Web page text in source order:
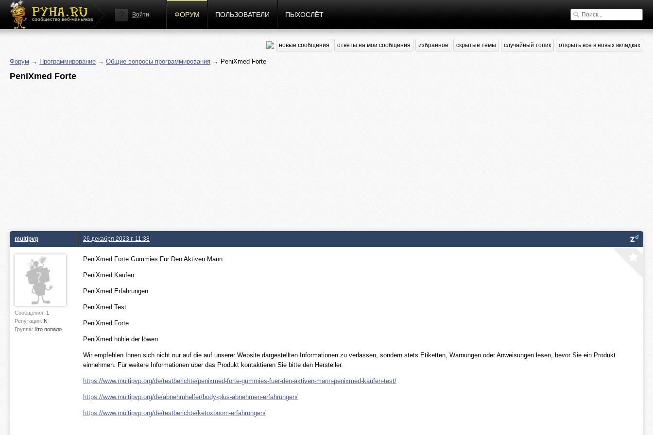
сообщество веб-маньяков
Войти ФОРУМ ПОЛЬЗОВАТЕЛИ ПЫХОСЛЁТ
новые сообщения ответы на мои сообщения избранное скрытые темы случайный топик открыть всё в новых вкладках
Форум → Программирование → Общие вопросы программирования → PeniXmed Forte
PeniXmed Forte
multipvp
Сообщения: 1
Репутация: N
Группа: Кто попало
26 декабря 2023 г. 11:38
PeniXmed Forte Gummies Für Den Aktiven Mann
PeniXmed Kaufen
PeniXmed Erfahrungen
PeniXmed Test
PeniXmed Forte
PeniXmed höhle der löwen
Wir empfehlen Ihnen sich nicht nur auf die auf unserer Website dargestellten Informationen zu verlassen, sondern stets Etiketten, Warnungen oder Anweisungen lesen, bevor Sie ein Produkt
einnehmen. Für weitere Informationen über das Produkt kontaktieren Sie bitte den Hersteller.
https://www.multipvp.org/de/testberichte/penixmed-forte-gummies-fuer-den-aktiven-mann-penixmed-kaufen-test/
https://www.multipvp.org/de/abnehmhelfer/body-plus-abnehmen-erfahrungen/
https://www.multipvp.org/de/testberichte/ketoxboom-erfahrungen/